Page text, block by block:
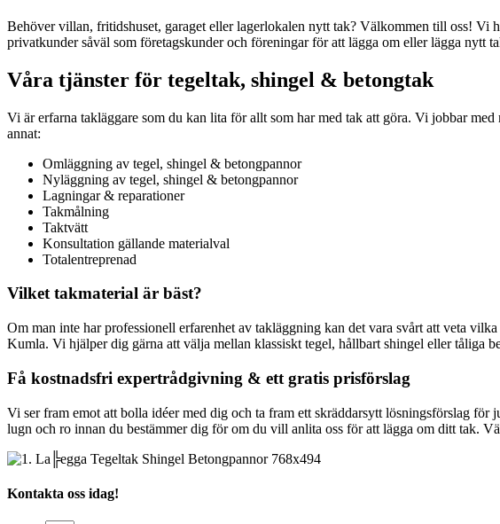
Behöver villan, fritidshuset, garaget eller lagerlokalen nytt tak? Välkommen till oss! Vi
privatkunder såväl som företagskunder och föreningar för att lägga om eller lägga nytt
Våra tjänster för tegeltak, shingel & betongtak
Vi är erfarna takläggare som du kan lita för allt som har med tak att göra. Vi jobbar
annat:
Omläggning av tegel, shingel & betongpannor
Nyläggning av tegel, shingel & betongpannor
Lagningar & reparationer
Takmålning
Taktvätt
Konsultation gällande materialval
Totalentreprenad
Vilket takmaterial är bäst?
Om man inte har professionell erfarenhet av takläggning kan det vara svårt att veta
Kumla. Vi hjälper dig gärna att välja mellan klassiskt tegel, hållbart shingel eller tåliga
Få kostnadsfri expertrådgivning & ett gratis prisförslag
Vi ser fram emot att bolla idéer med dig och ta fram ett skräddarsytt lösningsförslag
lugn och ro innan du bestämmer dig för om du vill anlita oss för att lägga om ditt tak.
Kontakta oss idag!